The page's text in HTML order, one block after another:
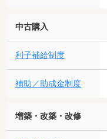
中古購入
利子補給制度
補助／助成金制度
増築・改築・改修